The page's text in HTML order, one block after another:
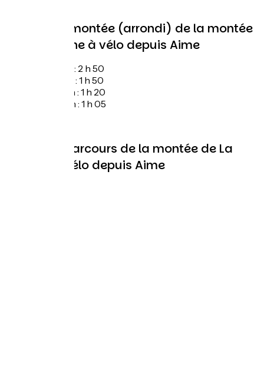
Temps de montée (arrondi) de la montée
de La Plagne à vélo depuis Aime
À 7 km/h : 2 h 50
À 11 km/h : 1 h 50
À 15 km/h : 1 h 20
À 19 km/h : 1 h 05
Carte du parcours de la montée de La
Plagne à vélo depuis Aime